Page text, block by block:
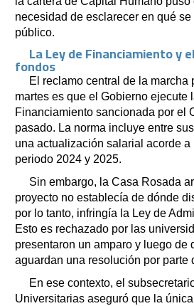
necesidad de esclarecer en qué
público.
La Ley de Financiamiento y
fondos
El reclamo central de la marcha
martes es que el Gobierno ejecute
Financiamiento sancionada por el
pasado. La norma incluye entre
una actualización salarial acorde a
periodo 2024 y 2025.
Sin embargo, la Casa Rosada
proyecto no establecía de dónde
por lo tanto, infringía la Ley de
Esto es rechazado por las
presentaron un amparo y luego de
aguardan una resolución por parte
En ese contexto, el
Universitarias aseguró que la